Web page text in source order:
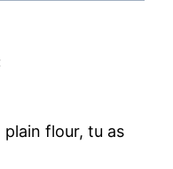
plain flour, tu as